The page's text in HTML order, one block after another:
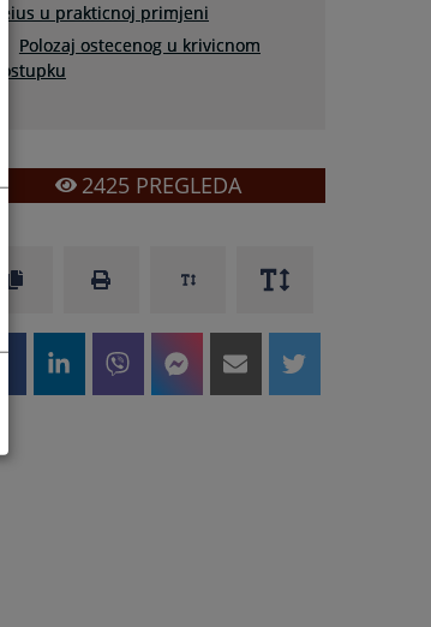
peius u prakticnoj primjeni
Polozaj ostecenog u krivicnom
postupku
2425PREGLEDA